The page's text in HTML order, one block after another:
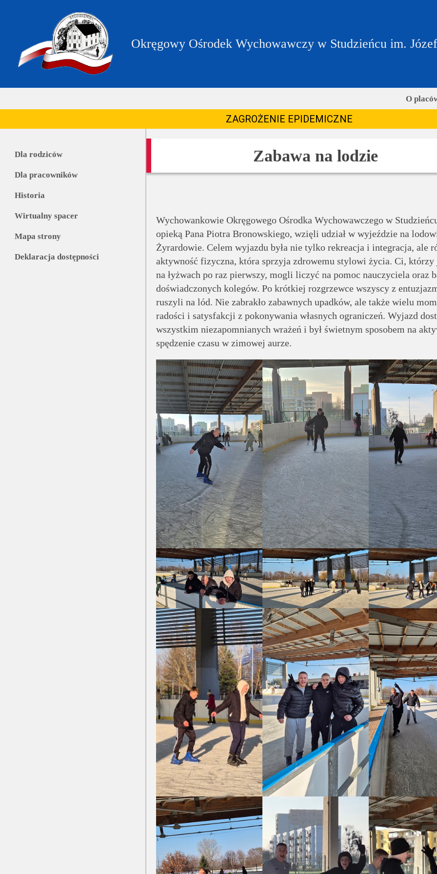
Okręgowy Ośrodek Wychowawczy w Studzieńcu im.
O
ZAGROŻENIE EPIDEMICZNE
Dla rodziców
Dla pracowników
Historia
Wirtualny spacer
Mapa strony
Deklaracja dostępności
Zabawa na lodzie
Wychowankowie Okręgowego Ośrodka Wychowawczego w
opieką Pana Piotra Bronowskiego, wzięli udział w wyjeździe na
Żyrardowie. Celem wyjazdu była nie tylko rekreacja i integracja, ale
aktywność fizyczna, która sprzyja zdrowemu stylowi życia. Ci,
na łyżwach po raz pierwszy, mogli liczyć na pomoc nauczyciela oraz
doświadczonych kolegów. Po krótkiej rozgrzewce wszyscy z
ruszyli na lód. Nie zabrakło zabawnych upadków, ale także wielu
radości i satysfakcji z pokonywania własnych ograniczeń. Wyjazd
wszystkim niezapomnianych wrażeń i był świetnym sposobem na
spędzenie czasu w zimowej aurze.